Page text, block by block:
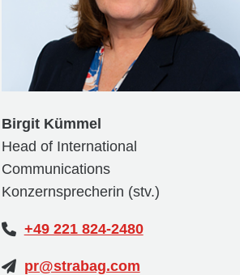
Birgit Kümmel
Head of International
Communications
Konzernsprecherin (stv.)
+49 221 824-2480
pr@strabag.com